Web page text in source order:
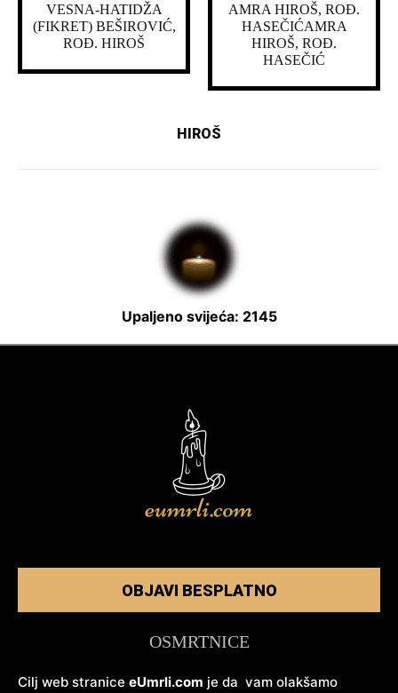
VESNA-HATIDŽA
(FIKRET) BEŠIROVIĆ,
ROĐ. HIROŠ
AMRA HIROŠ, ROĐ.
HASEČIĆAMRA
HIROŠ, ROĐ.
HASEČIĆ
HIROŠ
Upaljeno svijeća: 2145
OBJAVI BESPLATNO
OSMRTNICE
Cilj web stranice eUmrli.com je da vam olakšamo